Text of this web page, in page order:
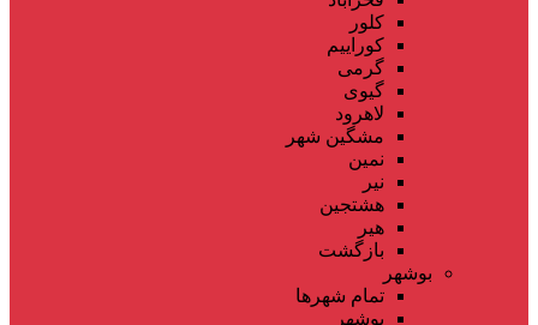
کلور
کوراییم
گرمی
گیوی
لاهرود
مشگین شهر
نمین
نیر
هشتجین
هیر
بازگشت
بوشهر
تمام شهر‌ها
بوشهر